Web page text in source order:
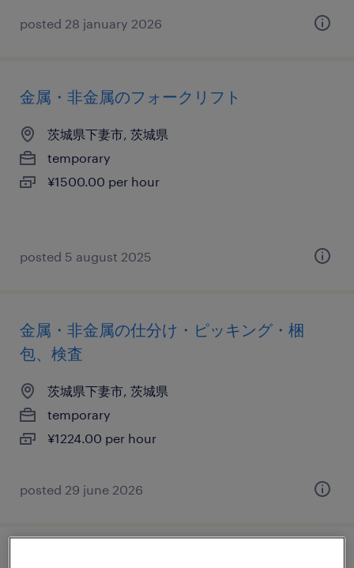
posted 28 january 2026
金属・非金属のフォークリフト
茨城県下妻市, 茨城県
temporary
¥1500.00 per hour
posted 5 august 2025
金属・非金属の仕分け・ピッキング・梱
包、検査
茨城県下妻市, 茨城県
temporary
¥1224.00 per hour
posted 29 june 2026